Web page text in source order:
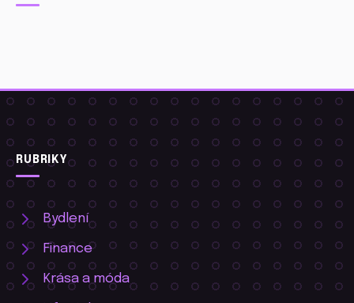
RUBRIKY
Bydlení
Finance
Krása a móda